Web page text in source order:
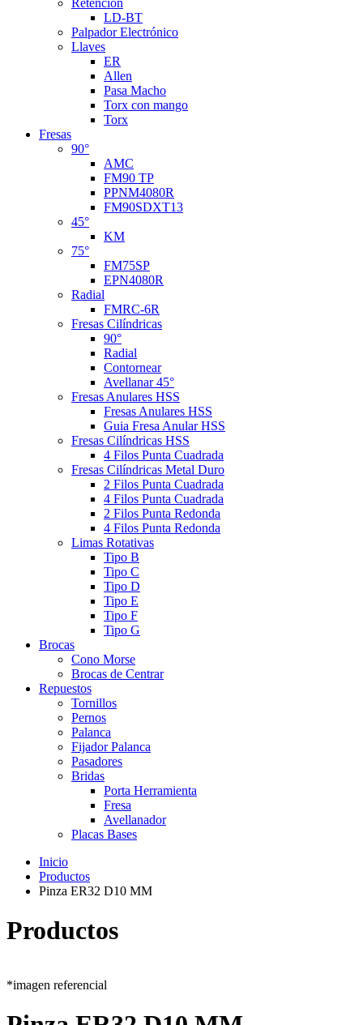
Retención
LD-BT
Palpador Electrónico
Llaves
ER
Allen
Pasa Macho
Torx con mango
Torx
Fresas
90°
AMC
FM90 TP
PPNM4080R
FM90SDXT13
45°
KM
75°
FM75SP
EPN4080R
Radial
FMRC-6R
Fresas Cilíndricas
90°
Radial
Contornear
Avellanar 45°
Fresas Anulares HSS
Fresas Anulares HSS
Guia Fresa Anular HSS
Fresas Cilíndricas HSS
4 Filos Punta Cuadrada
Fresas Cilíndricas Metal Duro
2 Filos Punta Cuadrada
4 Filos Punta Cuadrada
2 Filos Punta Redonda
4 Filos Punta Redonda
Limas Rotativas
Tipo B
Tipo C
Tipo D
Tipo E
Tipo F
Tipo G
Brocas
Cono Morse
Brocas de Centrar
Repuestos
Tornillos
Pernos
Palanca
Fijador Palanca
Pasadores
Bridas
Porta Herramienta
Fresa
Avellanador
Placas Bases
Inicio
Productos
Pinza ER32 D10 MM
Productos
*imagen referencial